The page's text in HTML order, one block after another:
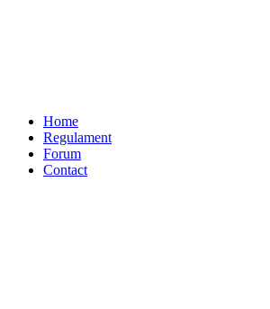
Home
Regulament
Forum
Contact